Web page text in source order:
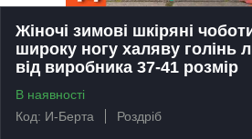
Жіночі зимові шкіряні
широку ногу халяву голінь
від виробника 37-41 розмір
В наявності
Код: И-Берта
Роздріб